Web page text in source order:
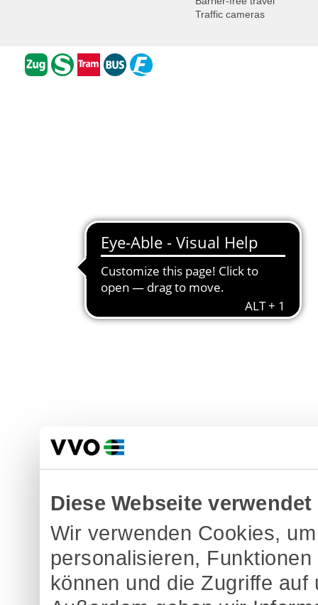
Diese Webseite
Wir verwenden Cookies,
personalisieren,
können und die Zugriffe
Traffic cameras